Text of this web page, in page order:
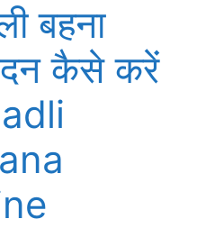
बहना
कैसे करें